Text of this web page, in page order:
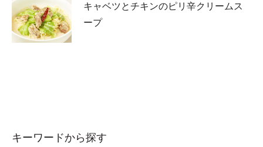
キャベツとチキンのピリ辛クリームス
ープ
キーワードから探す